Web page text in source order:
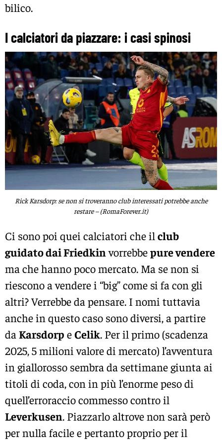
bilico.
I calciatori da piazzare: i casi spinosi
Rick Karsdorp: se non si troveranno club interessati potrebbe anche
restare – (RomaForever.it)
Ci sono poi quei calciatori che il club
guidato dai Friedkinvorrebbepure vendere
ma che hanno poco mercato. Ma se non si
riescono a vendere i “big” come si fa con gli
altri? Verrebbe da pensare. I nomi tuttavia
anche in questo caso sono diversi, a partire
da Karsdorp eCelik. Per il primo (scadenza
2025, 5 milioni valore di mercato) l’avventura
in giallorosso sembra da settimane giunta ai
titoli di coda, con in più l’enorme peso di
quell’erroraccio commesso contro il
Leverkusen. Piazzarlo altrove non sarà però
per nulla facile e pertanto proprio per il